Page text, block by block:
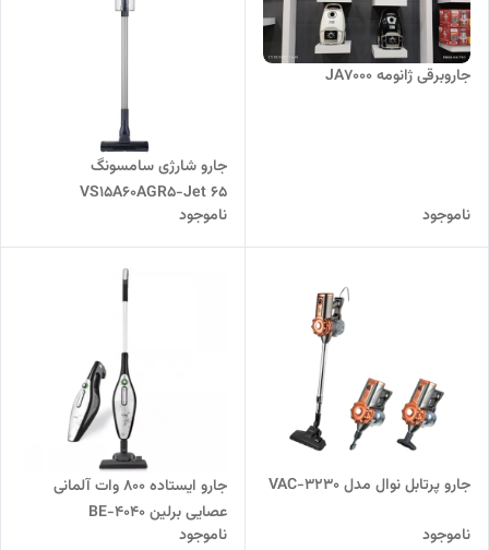
جاروبرقی ژانومه JA7000
ناموجود
جارو شارژی سامسونگ
VS15A60AGR5-Jet 65
ناموجود
جارو پرتابل نوال مدل VAC-3230
ناموجود
جارو ایستاده 800 وات آلمانی
عصایی برلین BE-4040
ناموجود